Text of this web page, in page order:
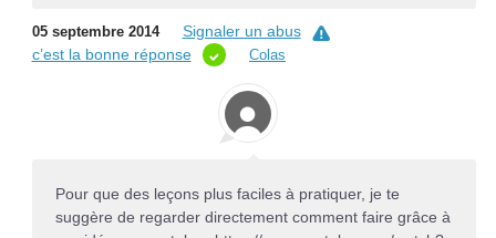
05 septembre 2014
Signaler un abus
c’est la bonne réponse
Colas
Pour que des leçons plus faciles à pratiquer, je te
suggère de regarder directement comment faire grâce à